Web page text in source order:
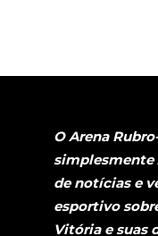
O Arena
simplesmente
de notícias e
esportivo
Vitória e suas